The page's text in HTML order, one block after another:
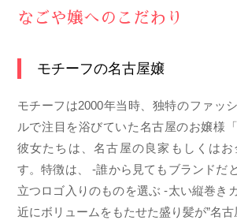
なごや嬢へのこだわり
モチーフの名古屋嬢
モチーフは2000年当時、独特のファッ
ルで注目を浴びていた名古屋のお嬢様
彼女たちは、名古屋の良家もしくは
す。特徴は、 -誰から見てもブランドだ
立つロゴ入りのものを選ぶ -太い縦巻き
近にボリュームをもたせた盛り髪が”名古